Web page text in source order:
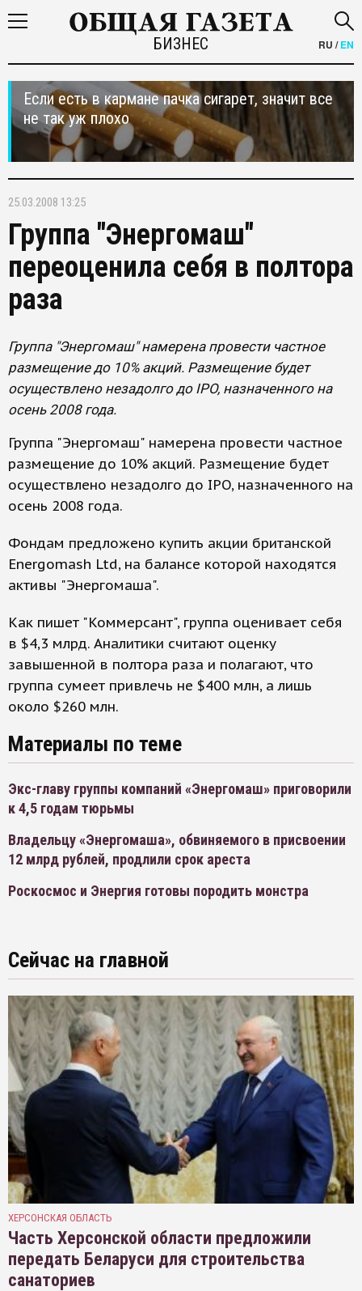
БИЗНЕС RU /EN
Если есть в кармане пачка сигарет, значит все
не так уж плохо
25.03.2008 13:25
Группа "Энергомаш"
переоценила себя в полтора
раза
Группа "Энергомаш" намерена провести частное
размещение до 10% акций. Размещение будет
осуществлено незадолго до IPO, назначенного на
осень 2008 года.
Группа "Энергомаш" намерена провести частное
размещение до 10% акций. Размещение будет
осуществлено незадолго до IPO, назначенного на
осень 2008 года.
Фондам предложено купить акции британской
Energomash Ltd, на балансе которой находятся
активы "Энергомаша".
Как пишет "Коммерсант", группа оценивает себя
в $4,3 млрд. Аналитики считают оценку
завышенной в полтора раза и полагают, что
группа сумеет привлечь не $400 млн, а лишь
около $260 млн.
Материалы по теме
Экс-главу группы компаний «Энергомаш» приговорили
к 4,5 годам тюрьмы
Владельцу «Энергомаша», обвиняемого в присвоении
12 млрд рублей, продлили срок ареста
Роскосмос и Энергия готовы породить монстра
Сейчас на главной
ХЕРСОНСКАЯ ОБЛАСТЬ
Часть Херсонской области предложили
передать Беларуси для строительства
санаториев